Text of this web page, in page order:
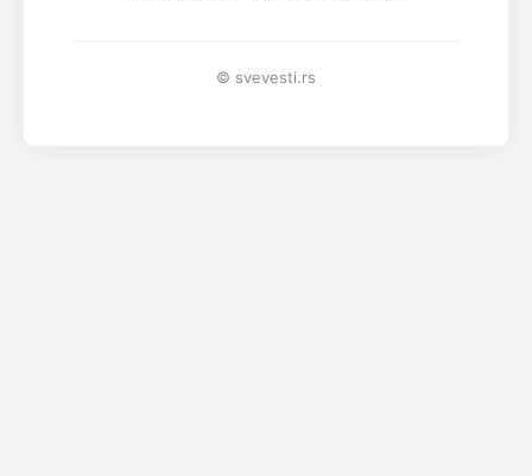
© svevesti.rs